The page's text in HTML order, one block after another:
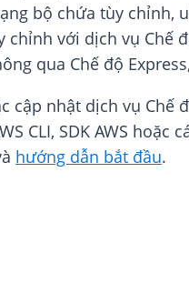
bộ chứa tùy chỉnh,
với dịch vụ Chế
qua Chế độ
cập nhật dịch vụ Chế
CLI, SDK AWS hoặc
hướng dẫn bắt đầu.